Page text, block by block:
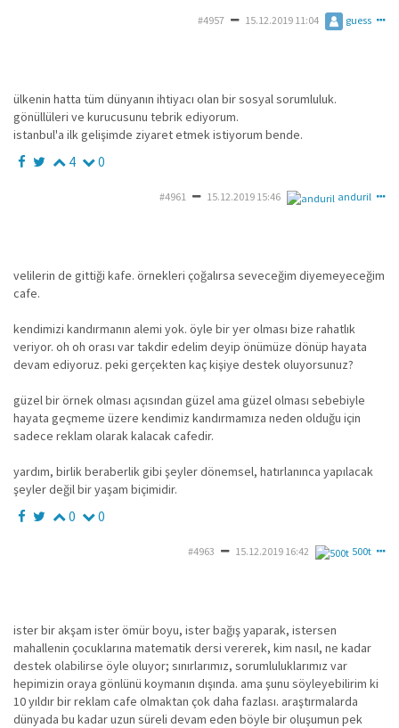
#4957 15.12.2019 11:04 guess
ülkenin hatta tüm dünyanın ihtiyacı olan bir sosyal sorumluluk.
gönüllüleri ve kurucusunu tebrik ediyorum.
istanbul'a ilk gelişimde ziyaret etmek istiyorum bende.
4 0
#4961 15.12.2019 15:46 anduril
velilerin de gittiği kafe. örnekleri çoğalırsa seveceğim diyemeyeceğim
cafe.
kendimizi kandırmanın alemi yok. öyle bir yer olması bize rahatlık
veriyor. oh oh orası var takdir edelim deyip önümüze dönüp hayata
devam ediyoruz. peki gerçekten kaç kişiye destek oluyorsunuz?
güzel bir örnek olması açısından güzel ama güzel olması sebebiyle
hayata geçmeme üzere kendimiz kandırmamıza neden olduğu için
sadece reklam olarak kalacak cafedir.
yardım, birlik beraberlik gibi şeyler dönemsel, hatırlanınca yapılacak
şeyler değil bir yaşam biçimidir.
0 0
#4963 15.12.2019 16:42 500t
ister bir akşam ister ömür boyu, ister bağış yaparak, istersen
mahallenin çocuklarına matematik dersi vererek, kim nasıl, ne kadar
destek olabilirse öyle oluyor; sınırlarımız, sorumluluklarımız var
hepimizin oraya gönlünü koymanın dışında. ama şunu söyleyebilirim ki
10 yıldır bir reklam cafe olmaktan çok daha fazlası. araştırmalarda
dünyada bu kadar uzun süreli devam eden böyle bir oluşumun pek